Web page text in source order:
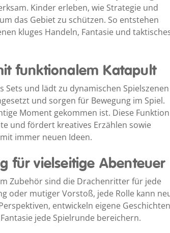
Kinder erleben, wie Strategie und
das Gebiet zu schützen. So entstehen
kluges Handeln, Fantasie und
funktionalem Katapult
Sets und lädt zu dynamischen
und sorgen für Bewegung im Spiel.
Moment gekommen ist. Diese Funktion
und fördert kreatives Erzählen sowie
immer neuen Ideen.
für vielseitige Abenteuer
Zubehör sind die Drachenritter für jede
oder mutiger Vorstoß, jede Rolle kann
entwickeln eigene Geschichten
jede Spielrunde bereichern.